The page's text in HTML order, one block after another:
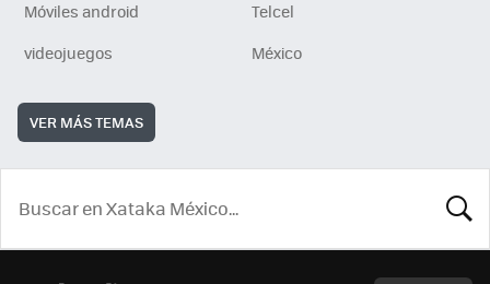
Móviles android
Telcel
videojuegos
México
VER MÁS TEMAS